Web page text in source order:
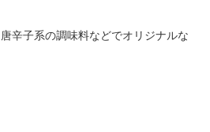
辛子系の調味料などでオリジナルな